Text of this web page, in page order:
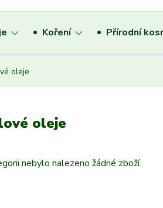
Koření Přírodní
oleje
oleje
nebylo nalezeno žádné zboží.